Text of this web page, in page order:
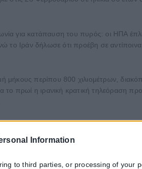
Information
to third parties, or processing of your
για κατάπαυση του πυρός: οι ΗΠΑ
Ιράν δήλωσε ότι προέβη σε
περίπου 800 χιλιομέτρων,
πρωί η ιρανική κρατική τηλεόραση
του Ρεζά, τον ιερότερο τόπο λατρείας
ταφή